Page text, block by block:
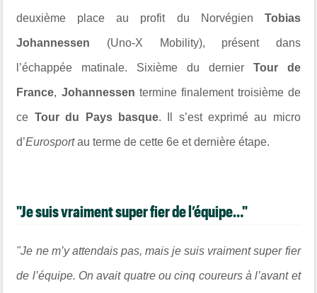
deuxième place au profit du Norvégien Tobias
Johannessen (Uno-X Mobility), présent dans
l’échappée matinale. Sixième du dernier Tour de
France, Johannessen termine finalement troisième de
ce Tour du Pays basque. Il s’est exprimé au micro
d’Eurosportau terme de cette 6e et dernière étape.
"Je suis vraiment super fier de l’équipe…"
"Je ne m’y attendais pas, mais je suis vraiment super fier
de l’équipe. On avait quatre ou cinq coureurs à l’avant et